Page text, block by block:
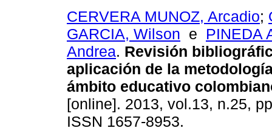
CERVERA MUNOZ, Arcadio;
GARCIA, Wilson e PINEDA
Andrea. Revisión
aplicación de la
ámbito educativo
[online]. 2013, vol.13, n.25,
ISSN 1657-8953.